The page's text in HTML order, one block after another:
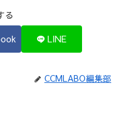
る
LINE
CCMLABO編集部